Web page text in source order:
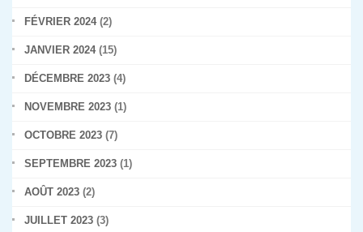
FÉVRIER 2024(2)
JANVIER 2024(15)
DÉCEMBRE 2023 (4)
NOVEMBRE 2023 (1)
OCTOBRE 2023 (7)
SEPTEMBRE 2023 (1)
AOÛT 2023 (2)
JUILLET 2023 (3)